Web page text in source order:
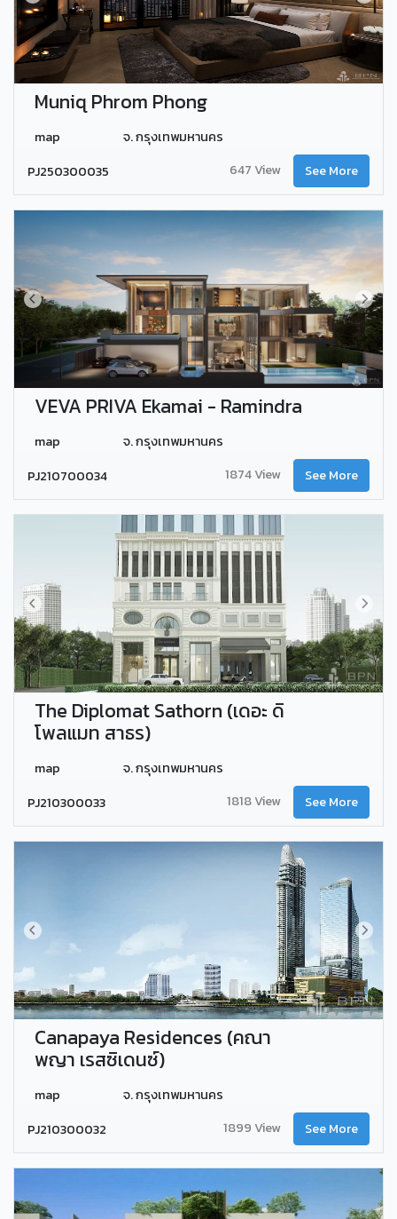
Muniq Phrom Phong
map
จ. กรุงเทพมหานคร
PJ250300035
647 View See More
VEVA PRIVA Ekamai - Ramindra
map
จ. กรุงเทพมหานคร
PJ210700034
1874 View See More
The Diplomat Sathorn (เดอะ ดิ
โพลแมท สาธร)
map
จ. กรุงเทพมหานคร
PJ210300033
1818 View See More
Canapaya Residences (คณา
พญา เรสซิเดนซ์)
map
จ. กรุงเทพมหานคร
PJ210300032
1899 View See More